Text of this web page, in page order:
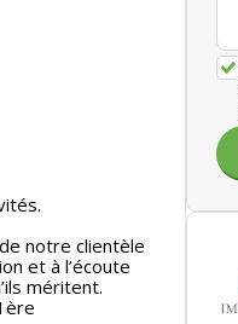
notre clientèle
et à l’écoute
méritent.